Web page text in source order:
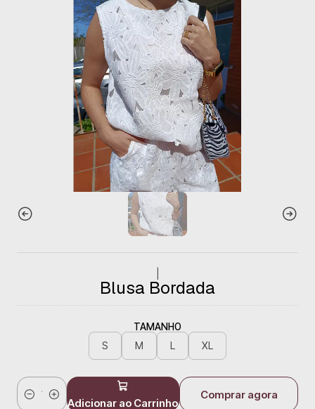
Blusa Bordada
TAMANHO
S M L XL
QuantidadeAdicionar ao Carrinho
Comprar agora